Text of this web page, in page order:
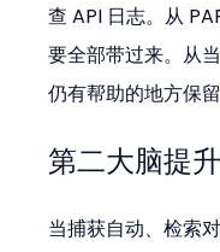
查 API 日志。从
要全部带过来。从
仍有帮助的地方保留
第二大脑提
当捕获自动、检索